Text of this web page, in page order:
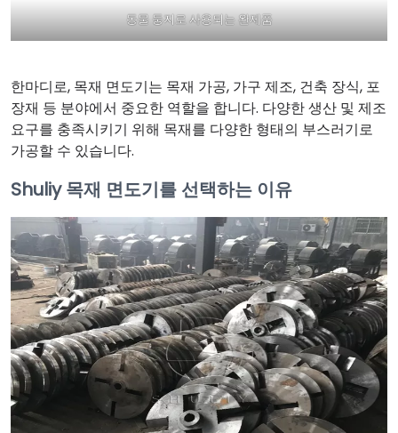
동물 둥지로 사용되는 완제품
한마디로, 목재 면도기는 목재 가공, 가구 제조, 건축 장식, 포
장재 등 분야에서 중요한 역할을 합니다. 다양한 생산 및 제조
요구를 충족시키기 위해 목재를 다양한 형태의 부스러기로
가공할 수 있습니다.
Shuliy 목재 면도기를 선택하는 이유